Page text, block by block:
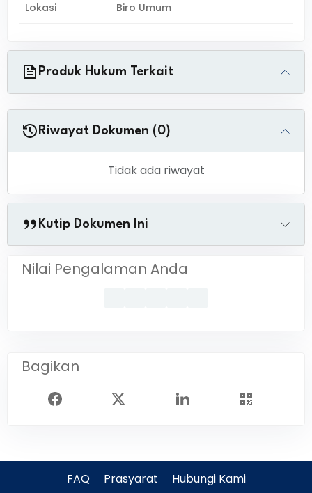
Lokasi Biro Umum
Produk Hukum Terkait
Riwayat Dokumen (0)
Tidak ada riwayat
Kutip Dokumen Ini
Nilai Pengalaman Anda
Bagikan
FAQ Prasyarat Hubungi Kami